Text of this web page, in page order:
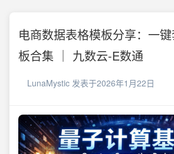
电商数据表格模板分享：一
板合集 ｜ 九数云-E数通
LunaMystic 发表于2026年1月22日